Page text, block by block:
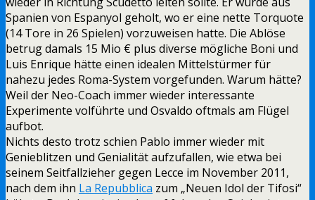
Spanien von Espanyol geholt, wo er eine nette Torquote
(14 Tore in 26 Spielen) vorzuweisen hatte. Die Ablöse
betrug damals 15 Mio € plus diverse mögliche Boni und
Luis Enrique hätte einen idealen Mittelstürmer für
nahezu jedes Roma-System vorgefunden. Warum hätte?
Weil der Neo-Coach immer wieder interessante
Experimente volführte und Osvaldo oftmals am Flügel
aufbot.
Nichts desto trotz schien Pablo immer wieder mit
Genieblitzen und Genialität aufzufallen, wie etwa bei
seinem Seitfallzieher gegen Lecce im November 2011,
nach dem ihn La Repubblica zum „Neuen Idol der Tifosi“